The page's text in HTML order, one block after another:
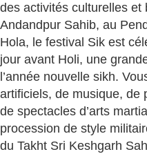
des activités culturelles et
Andandpur Sahib, au
Hola, le festival Sik est
jour avant Holi, une
l’année nouvelle sikh.
artificiels, de musique, de
de spectacles d’arts
procession de style
du Takht Sri Keshgarh